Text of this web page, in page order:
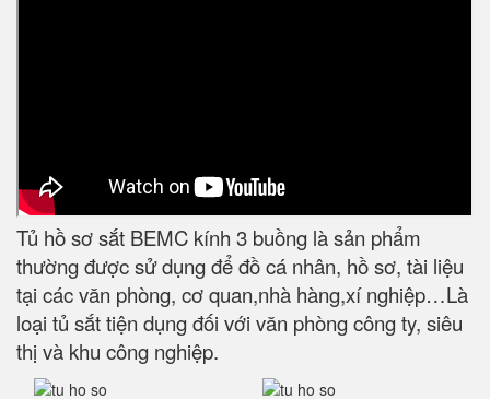
Tủ hồ sơ sắt BEMC kính 3 buồng là sản phẩm
thường được sử dụng để đồ cá nhân, hồ sơ, tài liệu
tại các văn phòng, cơ quan,nhà hàng,xí nghiệp…Là
loại tủ sắt tiện dụng đối với văn phòng công ty, siêu
thị và khu công nghiệp.